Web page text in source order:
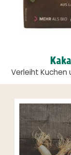
Verleiht Kuchen